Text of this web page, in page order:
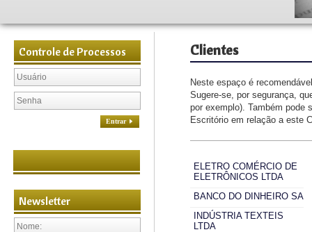
Controle de Processos
Entrar
Newsletter
Clientes
Neste espaço é
Sugere-se, por segurança,
por exemplo). Também pode
Escritório em relação a este
ELETRO COMÉRCIO DE
ELETRÔNICOS LTDA
BANCO DO DINHEIRO SA
INDÚSTRIA TEXTEIS
LTDA